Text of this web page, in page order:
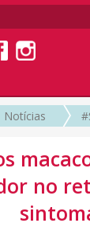
Notícias
no